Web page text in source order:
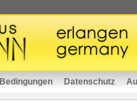
Bedingungen Datenschutz